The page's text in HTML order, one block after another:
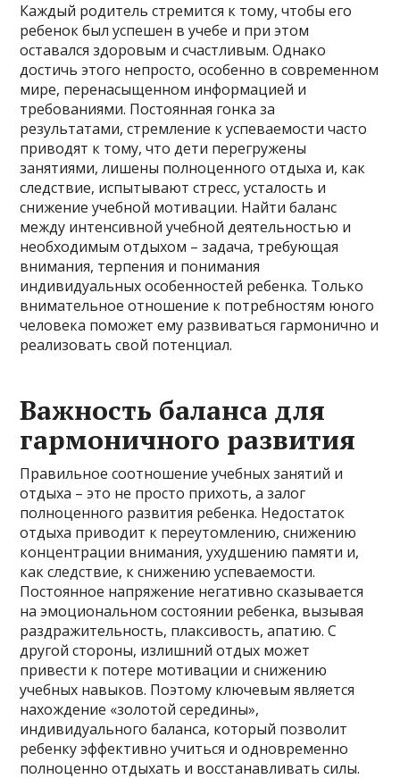
Каждый родитель стремится к тому, чтобы его
ребенок был успешен в учебе и при этом
оставался здоровым и счастливым. Однако
достичь этого непросто, особенно в современном
мире, перенасыщенном информацией и
требованиями. Постоянная гонка за
результатами, стремление к успеваемости часто
приводят к тому, что дети перегружены
занятиями, лишены полноценного отдыха и, как
следствие, испытывают стресс, усталость и
снижение учебной мотивации. Найти баланс
между интенсивной учебной деятельностью и
необходимым отдыхом – задача, требующая
внимания, терпения и понимания
индивидуальных особенностей ребенка. Только
внимательное отношение к потребностям юного
человека поможет ему развиваться гармонично и
реализовать свой потенциал.
Важность баланса для
гармоничного развития
Правильное соотношение учебных занятий и
отдыха – это не просто прихоть, а залог
полноценного развития ребенка. Недостаток
отдыха приводит к переутомлению, снижению
концентрации внимания, ухудшению памяти и,
как следствие, к снижению успеваемости.
Постоянное напряжение негативно сказывается
на эмоциональном состоянии ребенка, вызывая
раздражительность, плаксивость, апатию. С
другой стороны, излишний отдых может
привести к потере мотивации и снижению
учебных навыков. Поэтому ключевым является
нахождение «золотой середины»,
индивидуального баланса, который позволит
ребенку эффективно учиться и одновременно
полноценно отдыхать и восстанавливать силы.